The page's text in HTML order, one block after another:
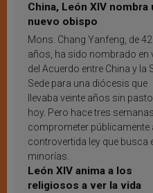
China, León XIV nombra
nuevo obispo
Mons. Chang Yanfeng, de 42
años, ha sido nombrado en
del Acuerdo entre China y la
Sede para una diócesis que
llevaba veinte años sin
hoy. Pero hace tres
comprometer públicamente
controvertida ley que busca
minorías.
León XIV anima a los
religiosos a ver la vida